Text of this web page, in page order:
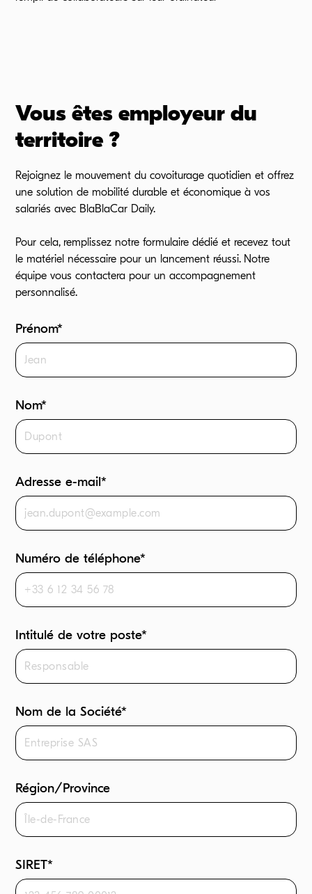
Vous êtes employeur du
territoire ?
Rejoignez le mouvement du covoiturage quotidien et offrez
une solution de mobilité durable et économique à vos
salariés avec BlaBlaCar Daily.
Pour cela, remplissez notre formulaire dédié et recevez tout
le matériel nécessaire pour un lancement réussi. Notre
équipe vous contactera pour un accompagnement
personnalisé.
Prénom*
Nom*
Adresse e-mail*
Numéro de téléphone*
Intitulé de votre poste*
Nom de la Société*
Région/Province
SIRET*